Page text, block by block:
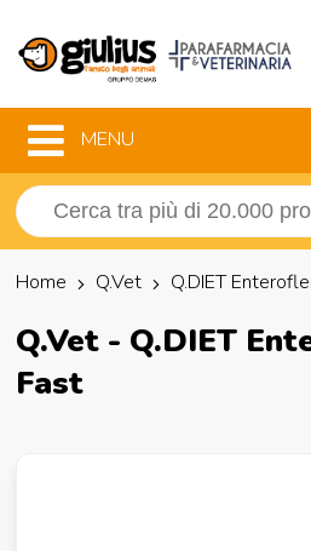
MENU
Home Q.Vet Q.DIET
Q.Vet - Q.DIET
Fast